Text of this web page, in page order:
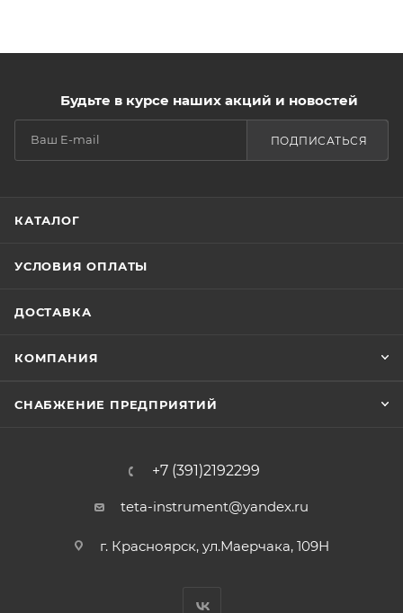
Будьте в курсе наших акций и новостей
ПОДПИСАТЬСЯ
КАТАЛОГ
УСЛОВИЯ ОПЛАТЫ
ДОСТАВКА
КОМПАНИЯ
СНАБЖЕНИЕ ПРЕДПРИЯТИЙ
+7 (391)2192299
teta-instrument@yandex.ru
г. Красноярск, ул.Маерчака, 109Н